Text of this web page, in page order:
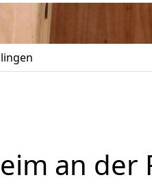
an der